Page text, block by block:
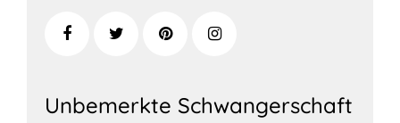
Unbemerkte Schwangerschaft